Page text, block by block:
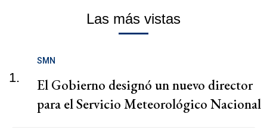
Las más vistas
1.
SMN
El Gobierno designó un nuevo director
para el Servicio Meteorológico Nacional